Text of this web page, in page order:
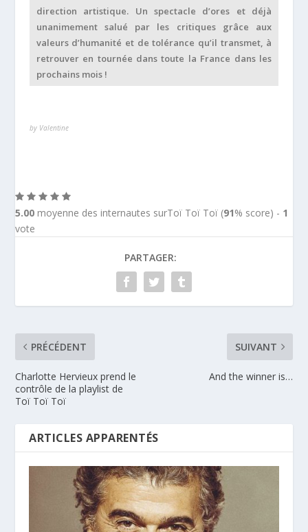
direction artistique. Un spectacle d’ores et déjà
unanimement salué par les critiques grâce aux
valeurs d’humanité et de tolérance qu’il transmet, à
retrouver en tournée dans toute la France dans les
prochains mois !
by Valentine
5.00 moyenne des internautes surToï Toï Toï (91% score) - 1
vote
PARTAGER:
PRÉCÉDENT
Charlotte Hervieux prend le
contrôle de la playlist de
Toï Toï Toï
SUIVANT
And the winner is…
ARTICLES APPARENTÉS